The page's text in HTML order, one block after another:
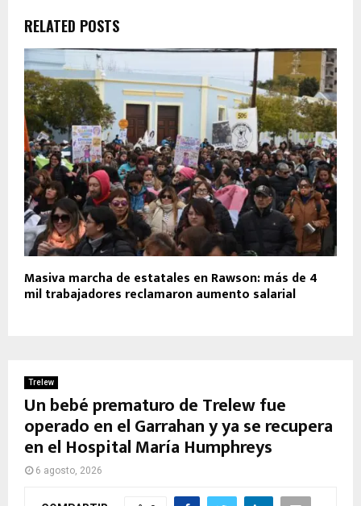
RELATED POSTS
Masiva marcha de estatales en Rawson: más de 4
mil trabajadores reclamaron aumento salarial
Trelew
Un bebé prematuro de Trelew fue
operado en el Garrahan y ya se recupera
en el Hospital María Humphreys
6 agosto, 2026